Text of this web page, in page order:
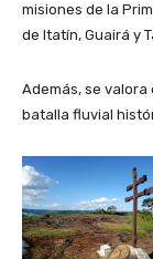
misiones de la
de Itatín, Guairá y
Además, se valora
batalla fluvial